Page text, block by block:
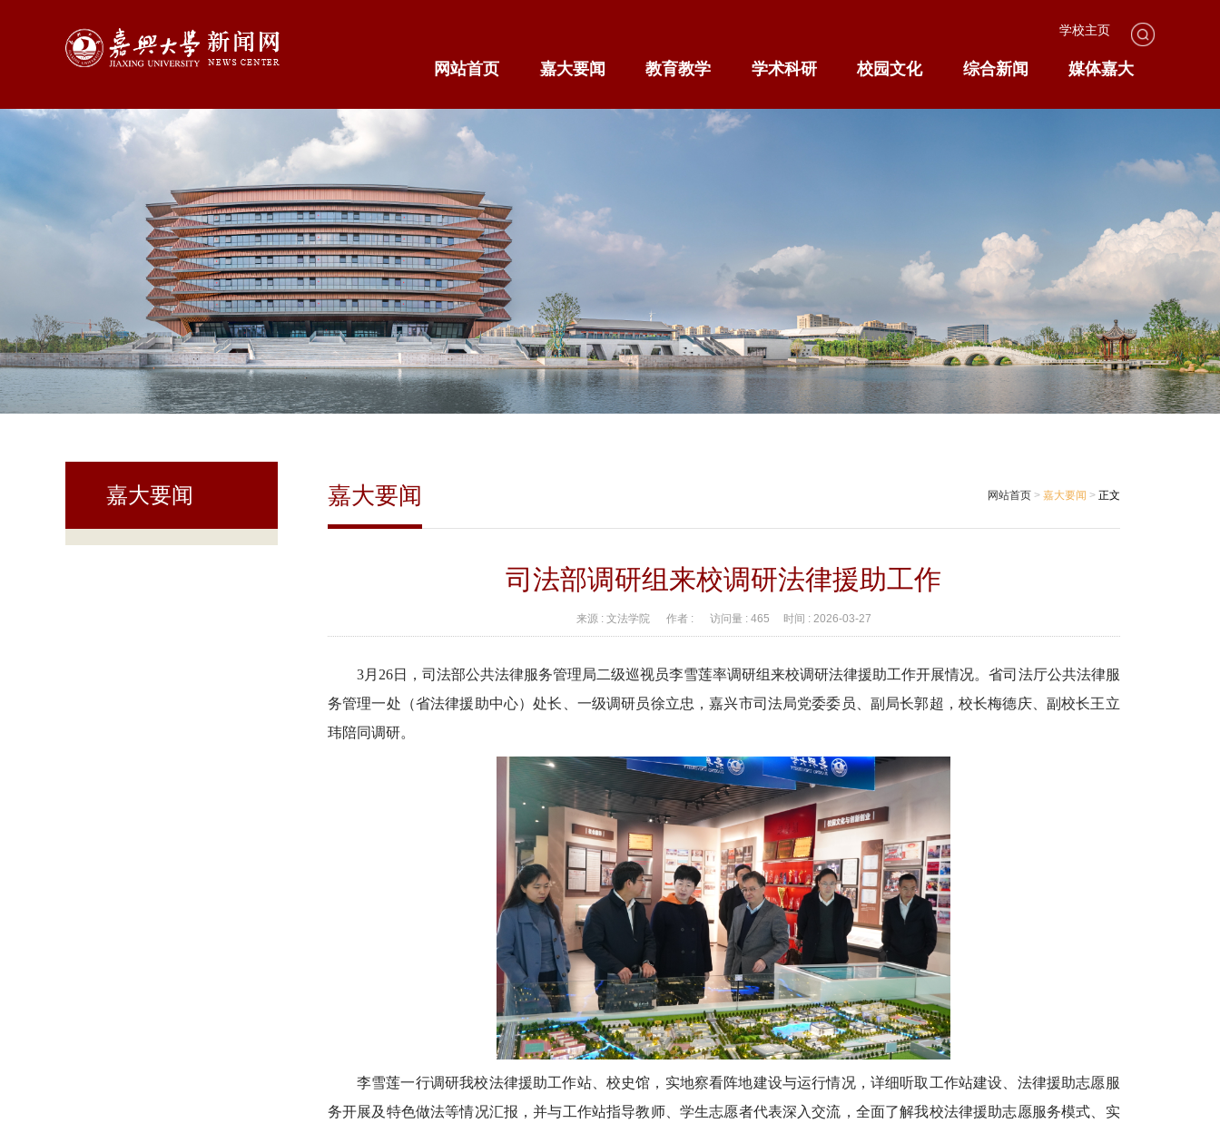
学校主页
网站首页 嘉大要闻 教育教学 学术科研 校园文化 综合新闻 媒体嘉大
嘉大要闻 嘉大要闻 网站首页> 嘉大要闻 > 正文
司法部调研组来校调研法律援助工作
来源 : 文法学院 作者 : 访问量 : 465 时间 : 2026-03-27
3月26日，司法部公共法律服务管理局二级巡视员李雪莲率调研组来校调研法律援助工作开展情况。省司法厅公共法律服
务管理一处（省法律援助中心）处长、一级调研员徐立忠，嘉兴市司法局党委委员、副局长郭超，校长梅德庆、副校长王立
玮陪同调研。
李雪莲一行调研我校法律援助工作站、校史馆，实地察看阵地建设与运行情况，详细听取工作站建设、法律援助志愿服
务开展及特色做法等情况汇报，并与工作站指导教师、学生志愿者代表深入交流，全面了解我校法律援助志愿服务模式、实